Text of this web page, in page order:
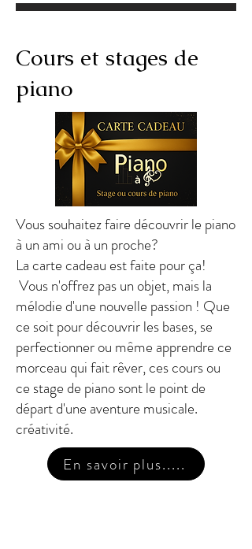
Cours et stages de
piano
Vous souhaitez faire découvrir le piano
à un ami ou à un proche?
La carte cadeau est faite pour ça!
Vous n'offrez pas un objet, mais la
mélodie d'une nouvelle passion ! Que
ce soit pour découvrir les bases, se
perfectionner ou même apprendre ce
morceau qui fait rêver, ces cours ou
ce stage de piano sont le point de
départ d'une aventure musicale.
créativité.
En savoir plus.....